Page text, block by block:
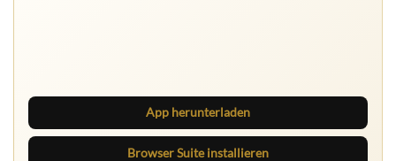
App herunterladen
Browser Suite installieren